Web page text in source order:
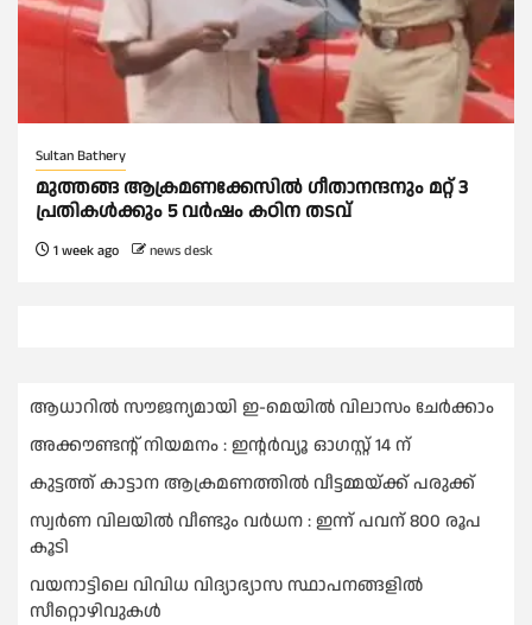
Sultan Bathery
മുത്തങ്ങ ആക്രമണക്കേസില്‍ ഗീതാനന്ദനും മറ്റ് 3
പ്രതികള്‍ക്കും 5 വര്‍ഷം കഠിന തടവ്
1 week ago news desk
ആധാറിൽ സൗജന്യമായി ഇ-മെയിൽ വിലാസം ചേർക്കാം
അക്കൗണ്ടന്റ് നിയമനം : ഇൻ്റർവ്യൂ ഓഗസ്റ്റ് 14 ന്
കുട്ടത്ത് കാട്ടാന ആക്രമണത്തിൽ വീട്ടമ്മയ്ക്ക് പരുക്ക്
സ്വർണ വിലയില്‍ വീണ്ടും വർധന : ഇന്ന് പവന് 800 രൂപ
കൂടി
വയനാട്ടിലെ വിവിധ വിദ്യാഭ്യാസ സ്ഥാപനങ്ങളിൽ
സീറ്റൊഴിവുകൾ